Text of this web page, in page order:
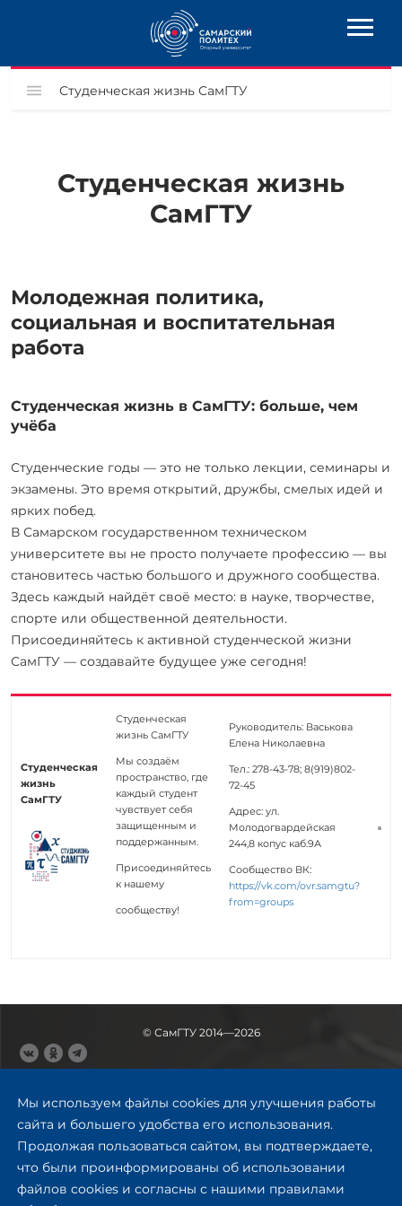
Студенческая жизнь СамГТУ
Студенческая жизнь
СамГТУ
Молодежная политика,
социальная и воспитательная
работа
Студенческая жизнь в СамГТУ: больше, чем
учёба
Студенческие годы — это не только лекции, семинары и
экзамены. Это время открытий, дружбы, смелых идей и
ярких побед.
В Самарском государственном техническом
университете вы не просто получаете профессию — вы
становитесь частью большого и дружного сообщества.
Здесь каждый найдёт своё место: в науке, творчестве,
спорте или общественной деятельности.
Присоединяйтесь к активной студенческой жизни
СамГТУ — создавайте будущее уже сегодня!
Студенческая
жизнь
СамГТУ
Студенческая
жизнь СамГТУ
Мы создаём
пространство, где
каждый студент
чувствует себя
защищенным и
поддержанным.
Присоединяйтесь
к нашему
сообществу!
Руководитель: Васькова
Елена Николаевна
Тел.: 278-43-78; 8(919)802-
72-45
Адрес: ул.
Молодогвардейская
244,8 копус каб.9А
Сообщество ВК:
https://vk.com/ovr.samgtu?
from=groups
Мы используем файлы cookies для улучшения работы
сайта и большего удобства его использования.
Продолжая пользоваться сайтом, вы подтверждаете,
что были проинформированы об использовании
файлов cookies и согласны с нашими правилами
© СамГТУ 2014—2026
443100, Самара
Ул. Молодогвардейская, 244,
главный корпус
8 (846) 278-43-11
rector@samgtu.ru
Обратная связь